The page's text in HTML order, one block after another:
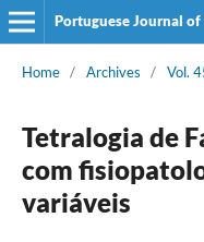
Portuguese Journal
Home / Archives / Vol.
Tetralogia de
com
variáveis